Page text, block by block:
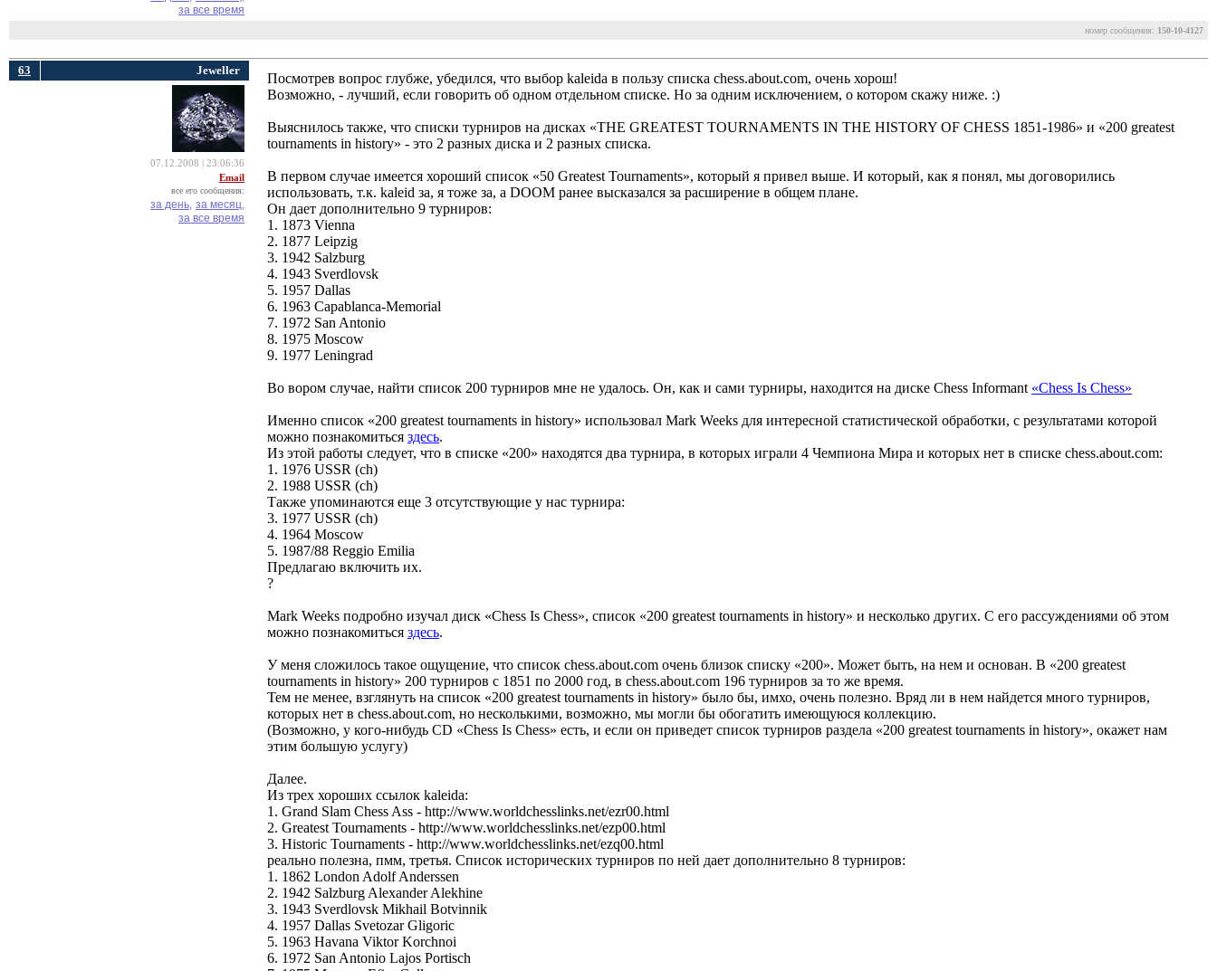
за все время
номер сообщения: 150-10-4127
63 Jeweller
07.12.2008 | 23:06:36
Email
все его сообщения:
за день, за месяц,
за все время
Посмотрев вопрос глубже, убедился, что выбор kaleidа в пользу списка chess.about.com, очень хорош!
Возможно, - лучший, если говорить об одном отдельном списке. Но за одним исключением, о котором скажу ниже. :)
Выяснилось также, что списки турниров на дисках «THE GREATEST TOURNAMENTS IN THE HISTORY OF CHESS 1851-1986» и «200 greatest
tournaments in history» - это 2 разных диска и 2 разных списка.
В первом случае имеется хороший список «50 Greatest Tournaments», который я привел выше. И который, как я понял, мы договорились
использовать, т.к. kaleid за, я тоже за, а DOOM ранее высказался за расширение в общем плане.
Он дает дополнительно 9 турниров:
1. 1873 Vienna
2. 1877 Leipzig
3. 1942 Salzburg
4. 1943 Sverdlovsk
5. 1957 Dallas
6. 1963 Capablanca-Memorial
7. 1972 San Antonio
8. 1975 Moscow
9. 1977 Leningrad
Во вором случае, найти список 200 турниров мне не удалось. Он, как и сами турниры, находится на диске Chess Informant «Chess Is Chess»
Именно список «200 greatest tournaments in history» использовал Mark Weeks для интересной статистической обработки, с результатами которой
можно познакомиться здесь.
Из этой работы следует, что в списке «200» находятся два турнира, в которых играли 4 Чемпиона Мира и которых нет в списке chess.about.com:
1. 1976 USSR (ch)
2. 1988 USSR (ch)
Также упоминаются еще 3 отсутствующие у нас турнира:
3. 1977 USSR (ch)
4. 1964 Moscow
5. 1987/88 Reggio Emilia
Предлагаю включить их.
?
Mark Weeks подробно изучал диск «Chess Is Chess», список «200 greatest tournaments in history» и несколько других. С его рассуждениями об этом
можно познакомиться здесь.
У меня сложилось такое ощущение, что список chess.about.com очень близок списку «200». Может быть, на нем и основан. В «200 greatest
tournaments in history» 200 турниров с 1851 по 2000 год, в chess.about.com 196 турниров за то же время.
Тем не менее, взглянуть на список «200 greatest tournaments in history» было бы, имхо, очень полезно. Вряд ли в нем найдется много турниров,
которых нет в chess.about.com, но несколькими, возможно, мы могли бы обогатить имеющуюся коллекцию.
(Возможно, у кого-нибудь CD «Chess Is Chess» есть, и если он приведет список турниров раздела «200 greatest tournaments in history», окажет нам
этим большую услугу)
Далее.
Из трех хороших ссылок kaleidа:
1. Grand Slam Chess Ass - http://www.worldchesslinks.net/ezr00.html
2. Greatest Tournaments - http://www.worldchesslinks.net/ezp00.html
3. Historic Tournaments - http://www.worldchesslinks.net/ezq00.html
реально полезна, пмм, третья. Список исторических турниров по ней дает дополнительно 8 турниров:
1. 1862 London Adolf Anderssen
2. 1942 Salzburg Alexander Alekhine
3. 1943 Sverdlovsk Mikhail Botvinnik
4. 1957 Dallas Svetozar Gligoric
5. 1963 Havana Viktor Korchnoi
6. 1972 San Antonio Lajos Portisch